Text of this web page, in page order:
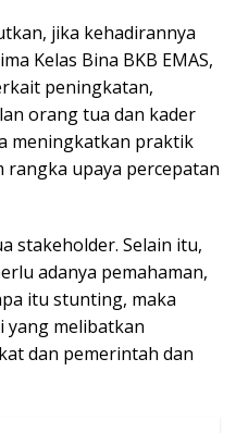
jika kehadirannya
Kelas Bina BKB EMAS,
peningkatan,
orang tua dan kader
meningkatkan praktik
rangka upaya percepatan
stakeholder. Selain itu,
adanya pemahaman,
itu stunting, maka
yang melibatkan
dan pemerintah dan